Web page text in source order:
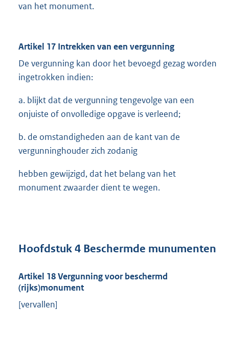
van het monument.
Artikel 17 Intrekken van een vergunning
De vergunning kan door het bevoegd gezag worden
ingetrokken indien:
a. blijkt dat de vergunning tengevolge van een
onjuiste of onvolledige opgave is verleend;
b. de omstandigheden aan de kant van de
vergunninghouder zich zodanig
hebben gewijzigd, dat het belang van het
monument zwaarder dient te wegen.
Hoofdstuk 4 Beschermde munumenten
Artikel 18 Vergunning voor beschermd
(rijks)monument
[vervallen]